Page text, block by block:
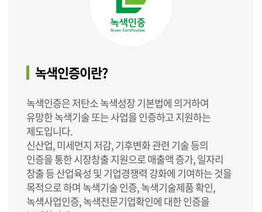
녹색인증이란?
녹색인증은 저탄소 녹색성장 기본법에 의거하여
유망한 녹색기술 또는 사업을 인증하고 지원하는
제도입니다.
신산업, 미세먼지 저감, 기후변화 관련 기술 등의
인증을 통한 시장창출 지원으로 매출액 증가, 일자리
창출 등 산업육성 및 기업경쟁력 강화에 기여하는 것을
목적으로 하며 녹색기술 인증, 녹색기술제품 확인,
녹색사업인증, 녹색전문기업확인에 대한 인증을